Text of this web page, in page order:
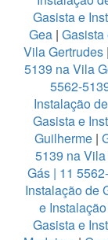
Gasista e
Gea | Gasista
Vila Gertrudes |
5139 na Vila
5562-
Instalação
Gasista e
Guilherme |
5139 na
Gás | 11
Instalação de
e
Gasista e